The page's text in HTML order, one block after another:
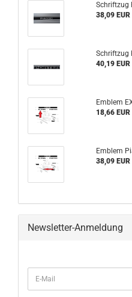
Schriftzug
38,09 EUR
Schriftzug
40,19 EUR
Emblem
18,66 EUR
Emblem
38,09 EUR
Newsletter-Anmeldung
ZUR
NEWSLETTER-
E-
Mail